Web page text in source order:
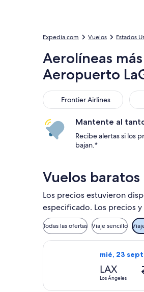
Expedia.com Vuelos Estados
Aerolíneas
Aeropuerto
Frontier Airlines
Frontier Airlines
Mantente al
Recibe alertas si los
bajan.*
Vuelos baratos
Los precios estuvieron
especificado. Los precios
Todas las ofertas Viaje sencillo
mié, 23
LAX
Los Ángeles
Seleccionar